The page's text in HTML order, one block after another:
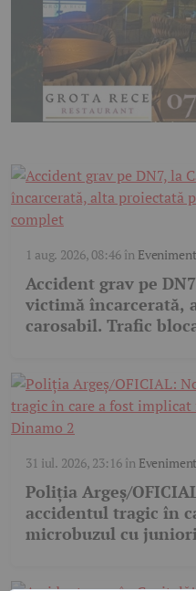
1 aug. 2026, 08:46în
Accident grav pe
victimă încarcerată,
carosabil. Trafic
31 iul. 2026, 23:16în
Poliția Argeș/
accidentul tragic în
microbuzul cu